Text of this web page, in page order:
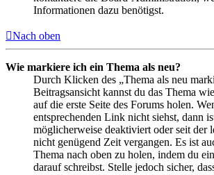
Informationen dazu benötigst.
Nach oben
Wie markiere ich ein Thema als neu?
Durch Klicken des „Thema als neu
Beitragsansicht kannst du das Thema
auf die erste Seite des Forums holen.
entsprechenden Link nicht siehst, dann
möglicherweise deaktiviert oder seit der
nicht genügend Zeit vergangen. Es ist
Thema nach oben zu holen, indem du
darauf schreibst. Stelle jedoch sicher,